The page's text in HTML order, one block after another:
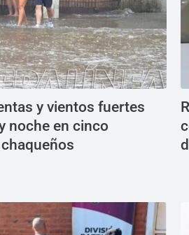
y vientos fuertes
noche en cinco